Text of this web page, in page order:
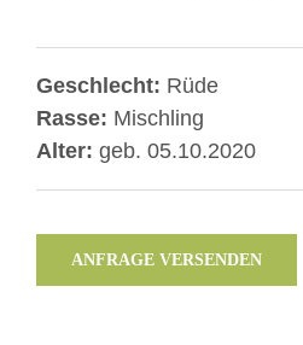
Geschlecht: Rüde
Rasse: Mischling
Alter: geb. 05.10.2020
ANFRAGE VERSENDEN